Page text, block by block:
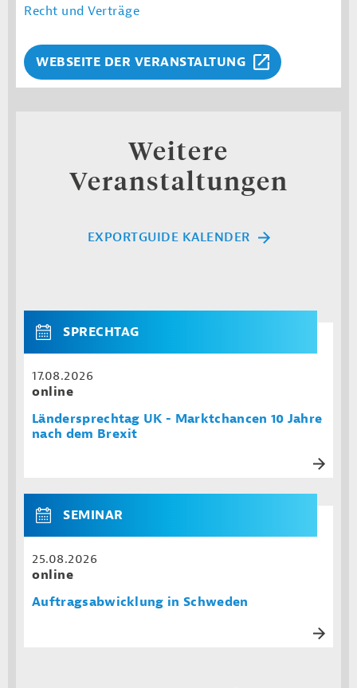
Recht und Verträge
WEBSEITE DER VERANSTALTUNG
Weitere
Veranstaltungen
EXPORTGUIDE KALENDER
SPRECHTAG
17.08.2026
online
Ländersprechtag UK - Marktchancen 10 Jahre
nach dem Brexit
SEMINAR
25.08.2026
online
Auftragsabwicklung in Schweden